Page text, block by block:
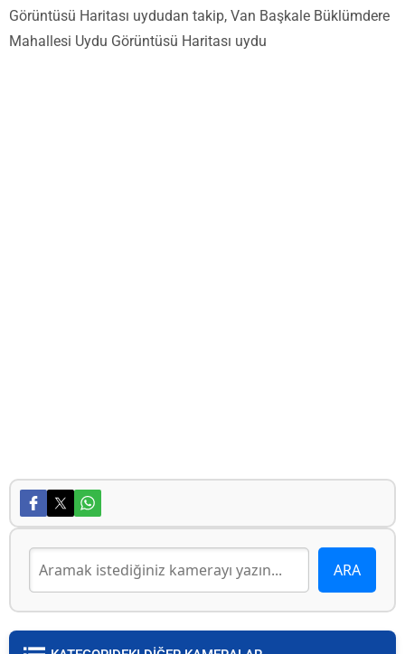
Görüntüsü Haritası uydudan takip, Van Başkale Büklümdere
Mahallesi Uydu Görüntüsü Haritası uydu